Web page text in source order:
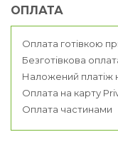
ОПЛАТА
Оплата готівкою
Безготівкова
Наложений платіж
Оплата на карту
Оплата частинами